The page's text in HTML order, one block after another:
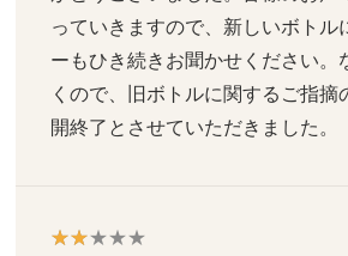
っていきますので、新しいボトル
ーもひき続きお聞かせください。
くので、旧ボトルに関するご指摘
開終了とさせていただきました。